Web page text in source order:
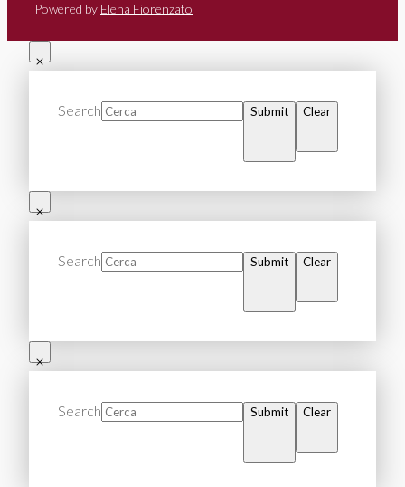
Powered by Elena Fiorenzato
Search Submit Clear
Search Submit Clear
Search Submit Clear